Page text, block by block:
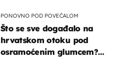
PONOVNO POD POVEĆALOM
Što se sve događalo na
hrvatskom otoku pod
osramoćenim glumcem?